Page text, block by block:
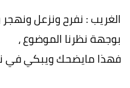
الغريب : نفرح ونزعل
بوجهة نظرنا الموضوع ،
فهذا مايضحك ويبكي في